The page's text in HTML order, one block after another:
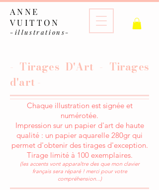
ANNE
VUITTON
-illustrations-
- Tirages D'Art - Tirages
d'art -
Chaque illustration est signée et
numérotée.
Impression sur un papier d'art de haute
qualité : un papier aquarelle 280gr qui
permet d'obtenir des tirages d'exception.
Tirage limité à 100 exemplaires.
(les accents vont apparaître des que mon clavier
français sera réparé ! merci pour votre
compréhension...)